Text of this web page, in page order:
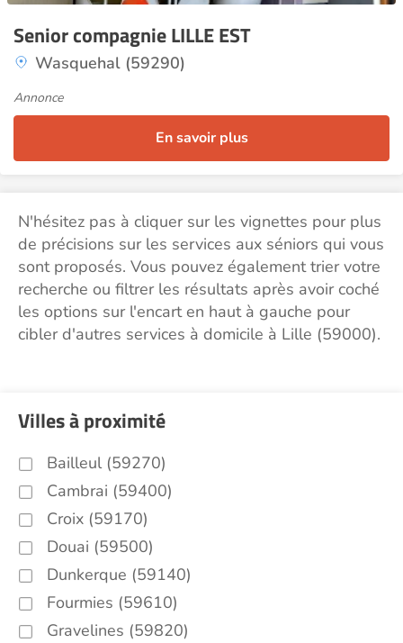
Senior compagnie LILLE EST
Wasquehal (59290)
Annonce
En savoir plus
N'hésitez pas à cliquer sur les vignettes pour plus
de précisions sur les services aux séniors qui vous
sont proposés. Vous pouvez également trier votre
recherche ou filtrer les résultats après avoir coché
les options sur l'encart en haut à gauche pour
cibler d'autres services à domicile à Lille (59000).
Villes à proximité
Bailleul (59270)
Cambrai (59400)
Croix (59170)
Douai (59500)
Dunkerque (59140)
Fourmies (59610)
Gravelines (59820)